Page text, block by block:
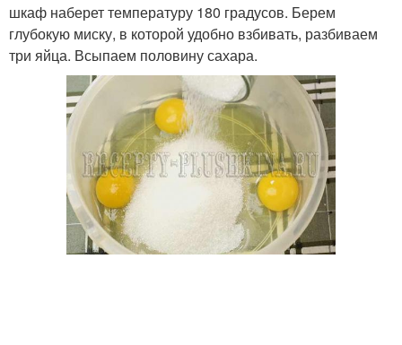
шкаф наберет температуру 180 градусов. Берем
глубокую миску, в которой удобно взбивать, разбиваем
три яйца. Всыпаем половину сахара.